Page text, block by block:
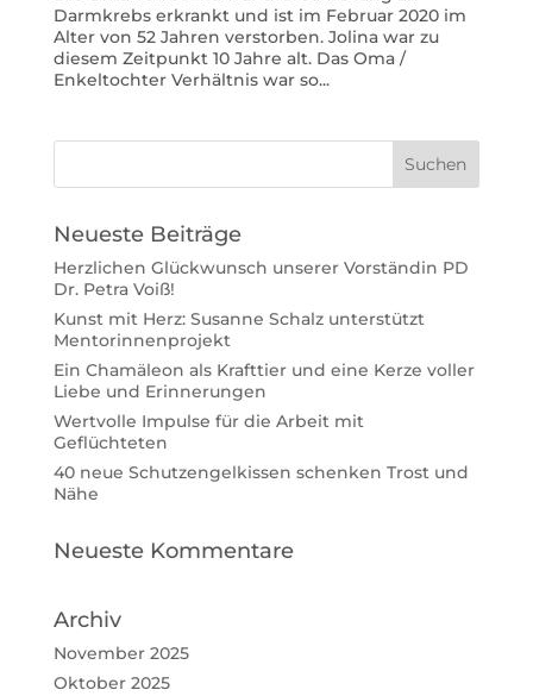
Darmkrebs erkrankt und ist im Februar 2020 im
Alter von 52 Jahren verstorben. Jolina war zu
diesem Zeitpunkt 10 Jahre alt. Das Oma /
Enkeltochter Verhältnis war so...
Neueste Beiträge
Herzlichen Glückwunsch unserer Vorständin PD
Dr. Petra Voiß!
Kunst mit Herz: Susanne Schalz unterstützt
Mentorinnenprojekt
Ein Chamäleon als Krafttier und eine Kerze voller
Liebe und Erinnerungen
Wertvolle Impulse für die Arbeit mit
Geflüchteten
40 neue Schutzengelkissen schenken Trost und
Nähe
Neueste Kommentare
Archiv
November 2025
Oktober 2025